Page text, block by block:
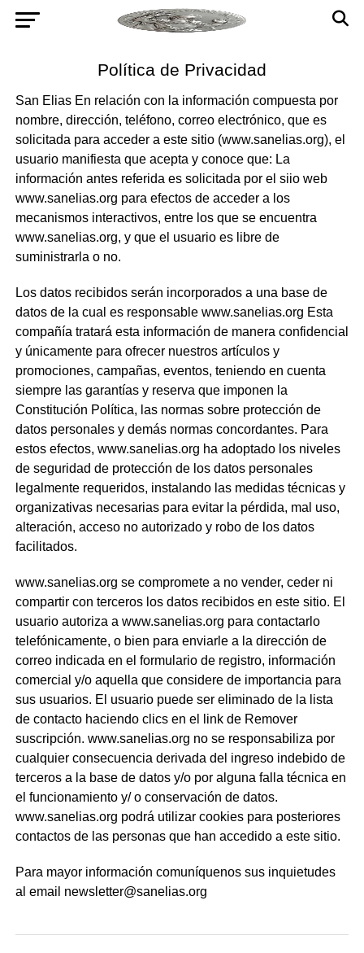
Política de Privacidad
San Elias En relación con la información compuesta por
nombre, dirección, teléfono, correo electrónico, que es
solicitada para acceder a este sitio (www.sanelias.org), el
usuario manifiesta que acepta y conoce que: La
información antes referida es solicitada por el siio web
www.sanelias.org para efectos de acceder a los
mecanismos interactivos, entre los que se encuentra
www.sanelias.org, y que el usuario es libre de
suministrarla o no.
Los datos recibidos serán incorporados a una base de
datos de la cual es responsable www.sanelias.org Esta
compañía tratará esta información de manera confidencial
y únicamente para ofrecer nuestros artículos y
promociones, campañas, eventos, teniendo en cuenta
siempre las garantías y reserva que imponen la
Constitución Política, las normas sobre protección de
datos personales y demás normas concordantes. Para
estos efectos, www.sanelias.org ha adoptado los niveles
de seguridad de protección de los datos personales
legalmente requeridos, instalando las medidas técnicas y
organizativas necesarias para evitar la pérdida, mal uso,
alteración, acceso no autorizado y robo de los datos
facilitados.
www.sanelias.org se compromete a no vender, ceder ni
compartir con terceros los datos recibidos en este sitio. El
usuario autoriza a www.sanelias.org para contactarlo
telefónicamente, o bien para enviarle a la dirección de
correo indicada en el formulario de registro, información
comercial y/o aquella que considere de importancia para
sus usuarios. El usuario puede ser eliminado de la lista
de contacto haciendo clics en el link de Remover
suscripción. www.sanelias.org no se responsabiliza por
cualquier consecuencia derivada del ingreso indebido de
terceros a la base de datos y/o por alguna falla técnica en
el funcionamiento y/ o conservación de datos.
www.sanelias.org podrá utilizar cookies para posteriores
contactos de las personas que han accedido a este sitio.
Para mayor información comuníquenos sus inquietudes
al email newsletter@sanelias.org